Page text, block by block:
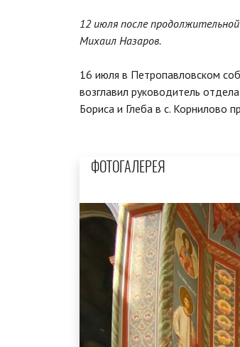
12 июля после
Михаил Назаров.
16 июля в Петропавловском
возглавил руководитель
Бориса и Глеба в с. Корнилово
ФОТОГАЛЕРЕЯ